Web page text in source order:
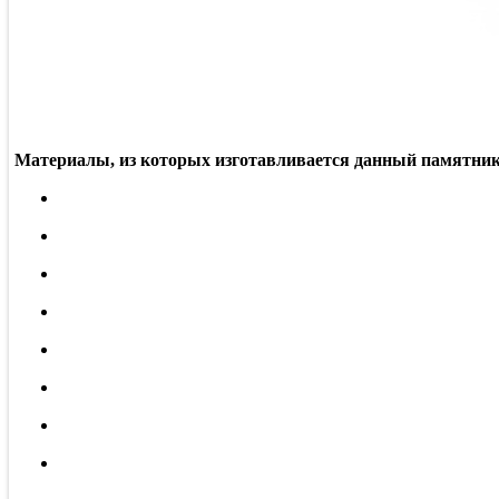
Материалы, из которых изготавливается данный